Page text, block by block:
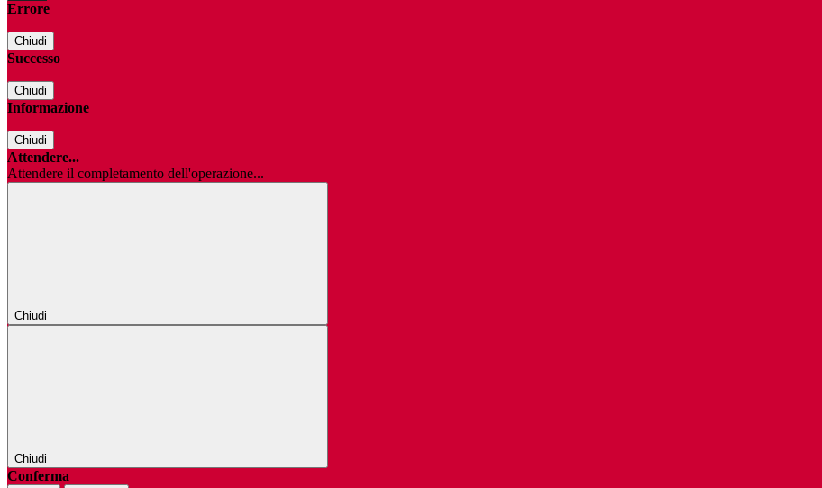
Errore
Chiudi
Successo
Chiudi
Informazione
Chiudi
Attendere...
Attendere il completamento dell'operazione...
Chiudi
Chiudi
Conferma